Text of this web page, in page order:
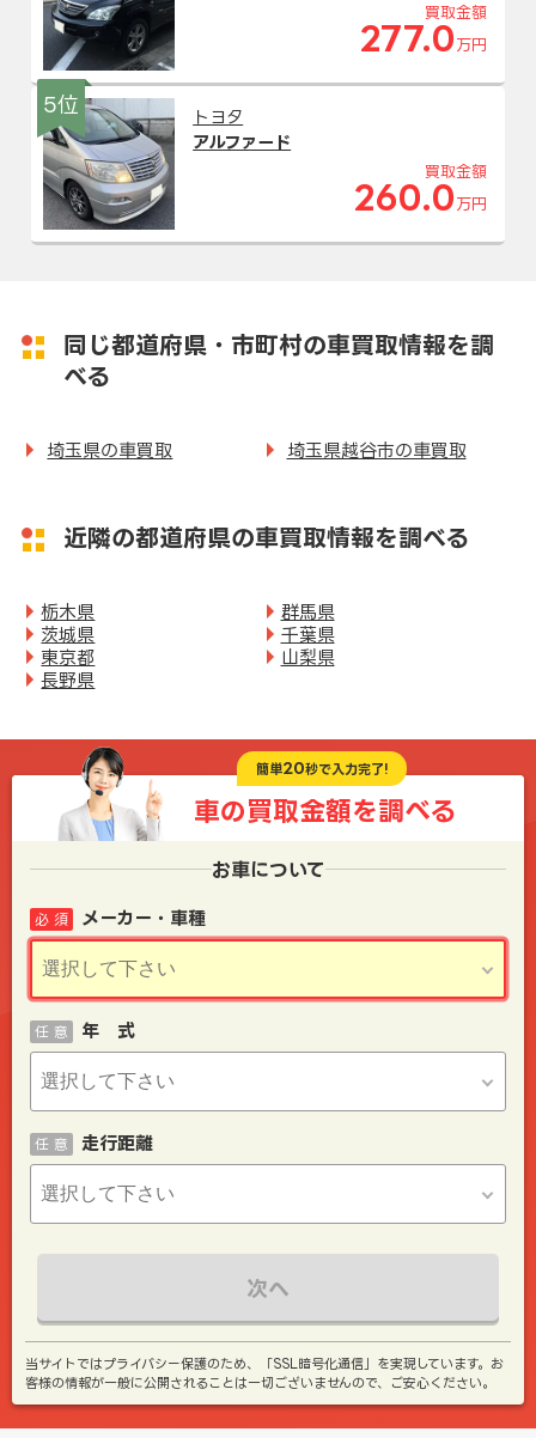
買取金額
277.0 万円
5位
トヨタ
アルファード
買取金額
260.0 万円
同じ都道府県・市町村の車買取情報を調
べる
埼玉県の車買取 埼玉県越谷市の車買取
近隣の都道府県の車買取情報を調べる
栃木県
群馬県
茨城県
千葉県
東京都
山梨県
長野県
簡単20秒で入力完了!
車の買取金額を調べる
お車について
メーカー・車種
必 須
年 式
任 意
走行距離
任 意
次へ
当サイトではプライバシー保護のため、「SSL暗号化通信」を実現しています。お
客様の情報が一般に公開されることは一切ございませんので、ご安心ください。